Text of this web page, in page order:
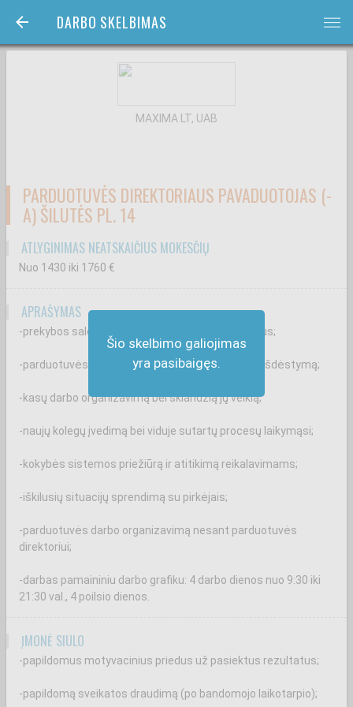
DARBO SKELBIMAS bars
Šio skelbimo galiojimas
yra pasibaigęs.
MAXIMA LT, UAB
PARDUOTUVĖS DIREKTORIAUS PAVADUOTOJAS (-
A) ŠILUTĖS PL. 14
ATLYGINIMAS NEATSKAIČIUS MOKESČIŲ
Nuo 1430 iki 1760 €
APRAŠYMAS
-prekybos salėje vykstančius kasdienius procesus;
-parduotuvės salės priežiūrą bei tinkamą prekių išdėstymą;
-kasų darbo organizavimą bei sklandžią jų veiklą;
-naujų kolegų įvedimą bei viduje sutartų procesų laikymąsi;
-kokybės sistemos priežiūrą ir atitikimą reikalavimams;
-iškilusių situacijų sprendimą su pirkėjais;
-parduotuvės darbo organizavimą nesant parduotuvės
direktoriui;
-darbas pamaininiu darbo grafiku: 4 darbo dienos nuo 9:30 iki
21:30 val., 4 poilsio dienos.
ĮMONĖ SIŪLO
-papildomus motyvacinius priedus už pasiektus rezultatus;
-papildomą sveikatos draudimą (po bandomojo laikotarpio);